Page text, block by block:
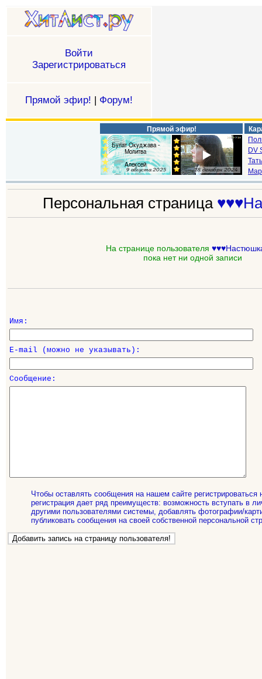
Войти
Зарегистрироваться
Прямой эфир! | Форум!
Прямой эфир!
DV
Персональная страница
На странице пользователя
пока нет ни одной записи
Имя:
E-mail (можно не указывать):
Сообщение:
Чтобы оставлять сообщения на нашем сайте регистрироваться
регистрация дает ряд преимуществ: возможность вступать в
другими пользователями системы, добавлять фотографии/
публиковать сообщения на своей собственной персональной